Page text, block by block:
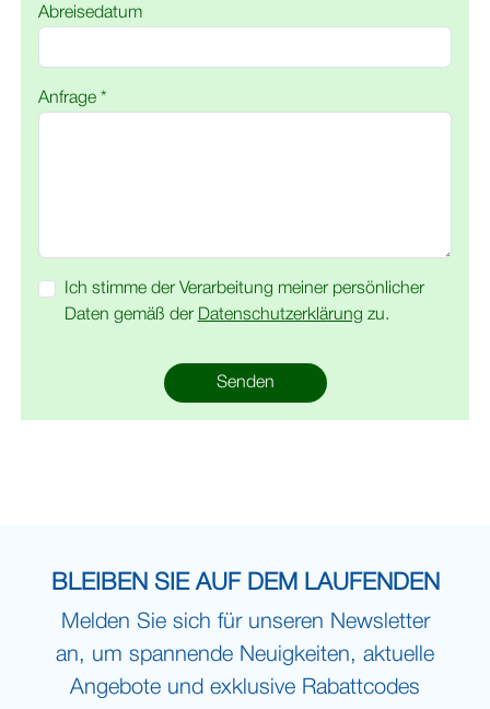
Abreisedatum
Anfrage *
Ich stimme der Verarbeitung meiner persönlicher
Daten gemäß der
Datenschutzerklärung zu.
Senden
BLEIBEN SIE AUF DEM LAUFENDEN
Melden Sie sich für unseren Newsletter
an, um spannende Neuigkeiten, aktuelle
Angebote und exklusive Rabattcodes